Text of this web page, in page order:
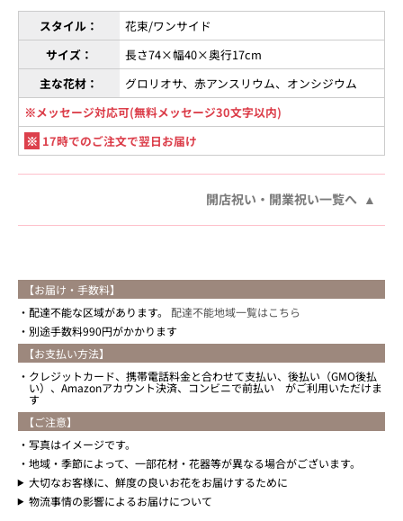
スタイル：
花束/ワンサイド
サイズ：
長さ74×幅40×奥行17cm
主な花材：
グロリオサ、赤アンスリウム、オンシジウム
※メッセージ対応可(無料メッセージ30文字以内)
※ 17時でのご注文で翌日お届け
開店祝い・開業祝い一覧へ
【お届け・手数料】
配達不能な区域があります。 配達不能地域一覧はこちら
別途手数料990円がかかります
【お支払い方法】
クレジットカード、携帯電話料金と合わせて支払い、後払い（GMO後払
い）、Amazonアカウント決済、コンビニで前払い がご利用いただけま
す
【ご注意】
写真はイメージです。
地域・季節によって、一部花材・花器等が異なる場合がございます。
大切なお客様に、鮮度の良いお花をお届けするために
物流事情の影響によるお届けについて